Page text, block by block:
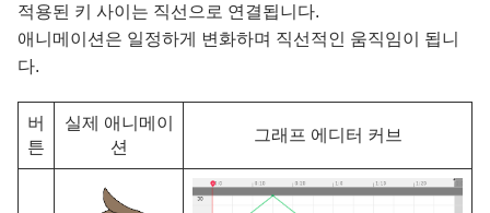
적용된 키 사이는 직선으로 연결됩니다.
애니메이션은 일정하게 변화하며 직선적인 움직임이 됩니
다.
버
튼
실제 애니메이
션
그래프 에디터 커브